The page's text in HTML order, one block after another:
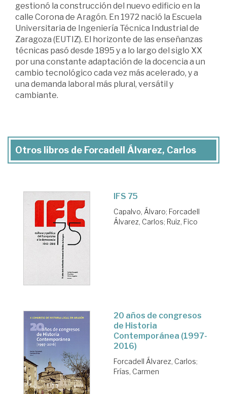
gestionó la construcción del nuevo edificio en la
calle Corona de Aragón. En 1972 nació la Escuela
Universitaria de Ingeniería Técnica Industrial de
Zaragoza (EUTIZ). El horizonte de las enseñanzas
técnicas pasó desde 1895 y a lo largo del siglo XX
por una constante adaptación de la docencia a un
cambio tecnológico cada vez más acelerado, y a
una demanda laboral más plural, versátil y
cambiante.
Otros libros de Forcadell Álvarez, Carlos
IFS 75
Capalvo, Álvaro; Forcadell
Álvarez, Carlos; Ruiz, Fico
20 años de congresos
de Historia
Contemporánea (1997-
2016)
Forcadell Álvarez, Carlos;
Frías, Carmen